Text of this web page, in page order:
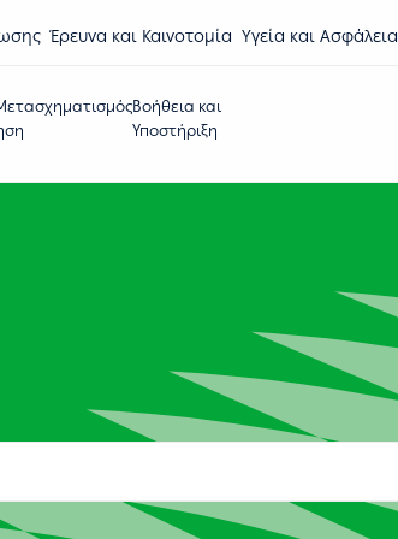
Έρευνα και Καινοτομία Υγεία και Ασφάλεια
Βοήθεια και
Υποστήριξη